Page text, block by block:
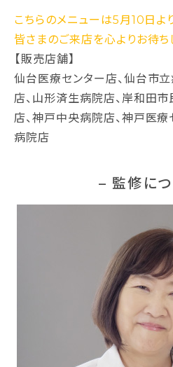
こちらのメニューは5月10日よ
皆さまのご来店を心よりお待ち
【販売店舗】
仙台医療センター店、仙台市
店、山形済生病院店、岸和田
店、神戸中央病院店、神戸医
病院店
– 監修に